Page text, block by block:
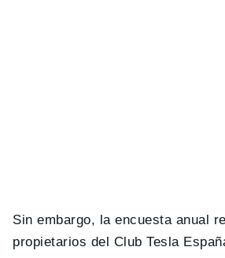
Sin embargo, la encuesta anual
propietarios del Club Tesla